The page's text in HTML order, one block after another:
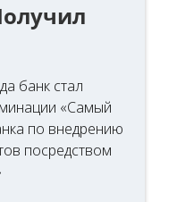
банк стал
«Самый
по внедрению
посредством